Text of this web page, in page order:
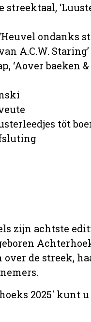
streektaal,
ondanks
A.C.W. Staring’
‘Aover baeken &
töt
zijn achtste
de streek,
2025' kunt